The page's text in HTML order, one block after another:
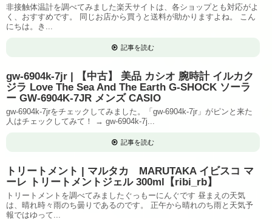
非接触体温計を調べてみました楽天サイトは、各ショップとも対応がよ
く、おすすめです。 同じお店から買うと送料が助かりますよね。 こん
にちは。き...
記事を読む
gw-6904k-7jr | 【中古】 美品 カシオ 腕時計 イルカク
ジラ Love The Sea And The Earth G-SHOCK ソーラ
ー GW-6904K-7JR メンズ CASIO
gw-6904k-7jrをチェックしてみました。「gw-6904k-7jr」がピンと来た
人はチェックしてみて！ → gw-6904k-7j...
記事を読む
トリートメント | マルタカ MARUTAKA イビスコ マ
ーレ トリートメントジェル 300ml【ribi_rb】
トリートメントを調べてみましたぐっもーにんぐです 昼まえの天気
は、晴れ時々雨のち曇りであるのです。 正午から晴れのち雨と天気予
報ではゆって...